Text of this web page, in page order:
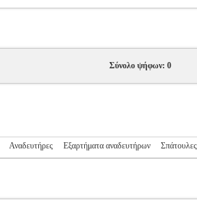
Σύνολο ψήφων: 0
Αναδευτήρες Εξαρτήματα αναδευτήρων Σπάτουλες